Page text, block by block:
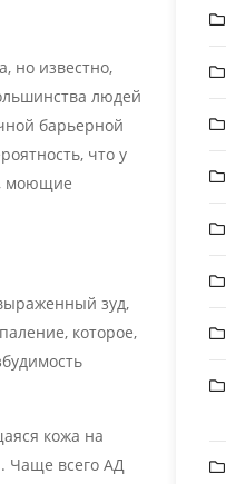
но известно,
людей
барьерной
что у
моющие
зуд,
которое,
кожа на
Чаще всего АД